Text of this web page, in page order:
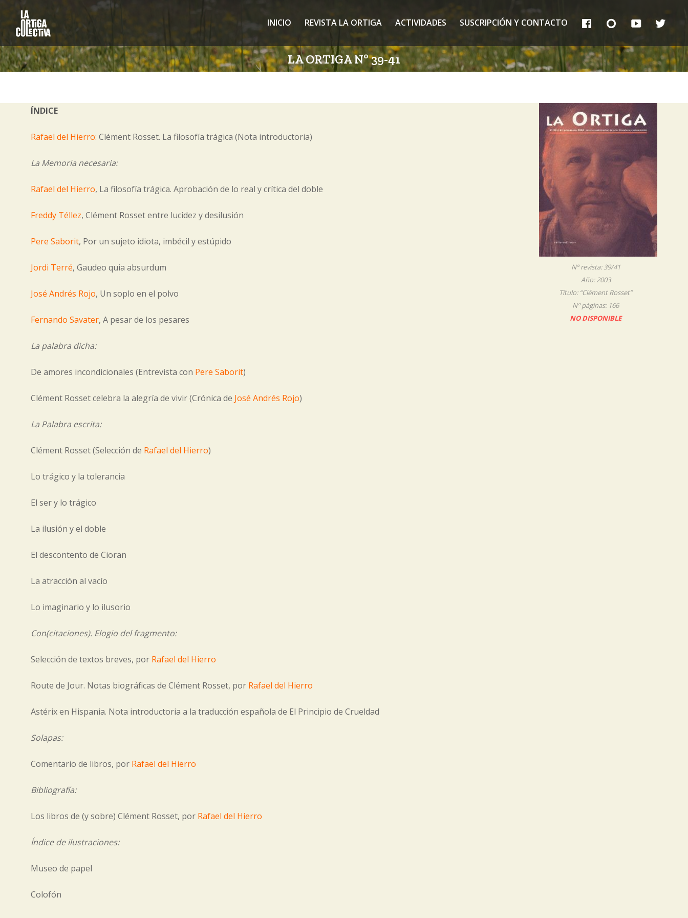
INICIO REVISTA LA ORTIGA ACTIVIDADES SUSCRIPCIÓN Y CONTACTO YT
LA ORTIGA Nº 39-41
Nº revista: 39/41
Año: 2003
Título: “Clément Rosset”
Nº páginas: 166
NO DISPONIBLE
ÍNDICE
Rafael del Hierro: Clément Rosset. La filosofía trágica (Nota introductoria)
La Memoria necesaria:
Rafael del Hierro, La filosofía trágica. Aprobación de lo real y crítica del doble
Freddy Téllez, Clément Rosset entre lucidez y desilusión
Pere Saborit, Por un sujeto idiota, imbécil y estúpido
Jordi Terré, Gaudeo quia absurdum
José Andrés Rojo, Un soplo en el polvo
Fernando Savater, A pesar de los pesares
La palabra dicha:
De amores incondicionales (Entrevista con Pere Saborit)
Clément Rosset celebra la alegría de vivir (Crónica de José Andrés Rojo)
La Palabra escrita:
Clément Rosset (Selección de Rafael del Hierro)
Lo trágico y la tolerancia
El ser y lo trágico
La ilusión y el doble
El descontento de Cioran
La atracción al vacío
Lo imaginario y lo ilusorio
Con(citaciones). Elogio del fragmento:
Selección de textos breves, por Rafael del Hierro
Route de Jour. Notas biográficas de Clément Rosset, por Rafael del Hierro
Astérix en Hispania. Nota introductoria a la traducción española de El Principio de Crueldad
Solapas:
Comentario de libros, por Rafael del Hierro
Bibliografía:
Los libros de (y sobre) Clément Rosset, por Rafael del Hierro
Índice de ilustraciones:
Museo de papel
Colofón